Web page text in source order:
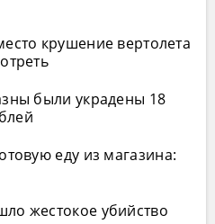
крушение вертолета
были украдены 18
еду из магазина:
жестокое убийство